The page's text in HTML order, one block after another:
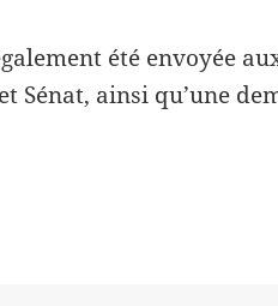
été envoyée
Sénat, ainsi qu’une